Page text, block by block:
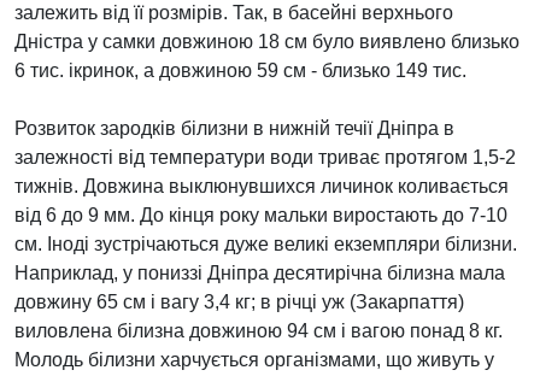
залежить від її розмірів. Так, в басейні верхнього
Дністра у самки довжиною 18 см було виявлено близько
6 тис. ікринок, а довжиною 59 см - близько 149 тис.
Розвиток зародків білизни в нижній течії Дніпра в
залежності від температури води триває протягом 1,5-2
тижнів. Довжина выклюнувшихся личинок коливається
від 6 до 9 мм. До кінця року мальки виростають до 7-10
см. Іноді зустрічаються дуже великі екземпляри білизни.
Наприклад, у пониззі Дніпра десятирічна білизна мала
довжину 65 см і вагу 3,4 кг; в річці уж (Закарпаття)
виловлена білизна довжиною 94 см і вагою понад 8 кг.
Молодь білизни харчується організмами, що живуть у